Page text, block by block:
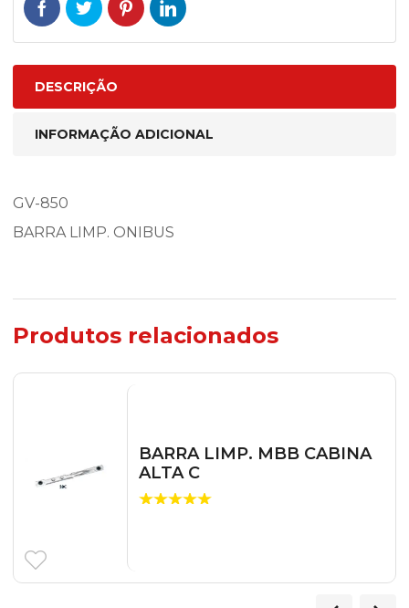
DESCRIÇÃO
INFORMAÇÃO ADICIONAL
GV-850
BARRA LIMP. ONIBUS
Produtos relacionados
BARRA LIMP. MBB CABINA
ALTA C